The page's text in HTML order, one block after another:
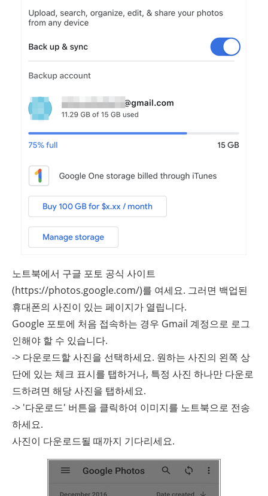
노트북에서 구글 포토 공식 사이트
(https://photos.google.com/)를 여세요. 그러면 백업된
휴대폰의 사진이 있는 페이지가 열립니다.
Google 포토에 처음 접속하는 경우 Gmail 계정으로 로그
인해야 할 수 있습니다.
-> 다운로드할 사진을 선택하세요. 원하는 사진의 왼쪽 상
단에 있는 체크 표시를 탭하거나, 특정 사진 하나만 다운로
드하려면 해당 사진을 탭하세요.
-> '다운로드' 버튼을 클릭하여 이미지를 노트북으로 전송
하세요.
사진이 다운로드될 때까지 기다리세요.